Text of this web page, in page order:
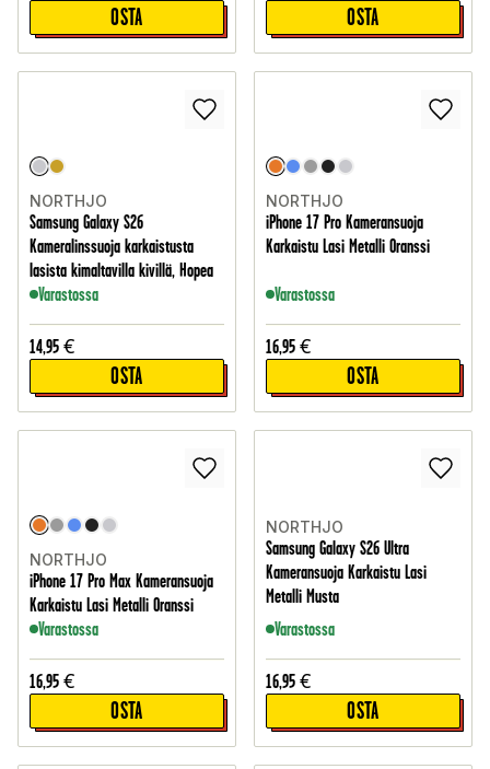
OSTA OSTA
NORTHJO
Samsung Galaxy S26
Kameralinssuoja karkaistusta
lasista kimaltavilla kivillä, Hopea
Varastossa
14,95 €
OSTA
NORTHJO
iPhone 17 Pro Kameransuoja
Karkaistu Lasi Metalli Oranssi
Varastossa
16,95 €
OSTA
NORTHJO
iPhone 17 Pro Max Kameransuoja
Karkaistu Lasi Metalli Oranssi
Varastossa
16,95 €
OSTA
NORTHJO
Samsung Galaxy S26 Ultra
Kameransuoja Karkaistu Lasi
Metalli Musta
Varastossa
16,95 €
OSTA